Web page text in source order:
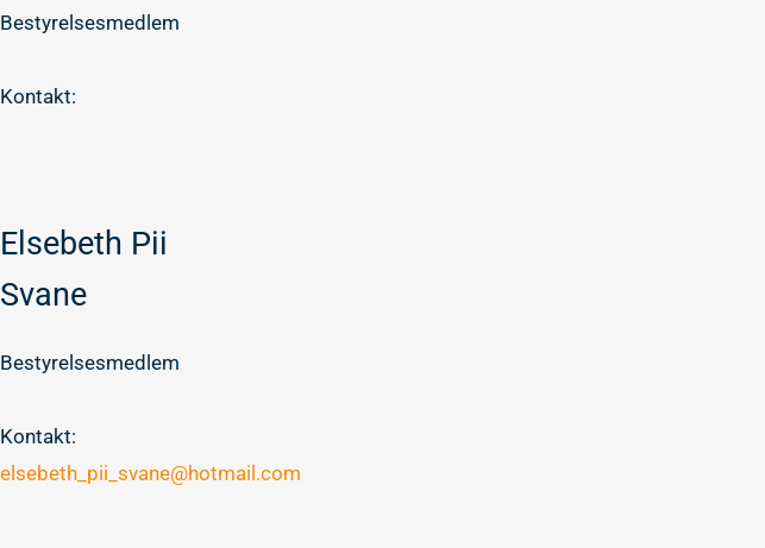
Bestyrelsesmedlem
Kontakt:
Elsebeth Pii
Svane
Bestyrelsesmedlem
Kontakt:
elsebeth_pii_svane@hotmail.com